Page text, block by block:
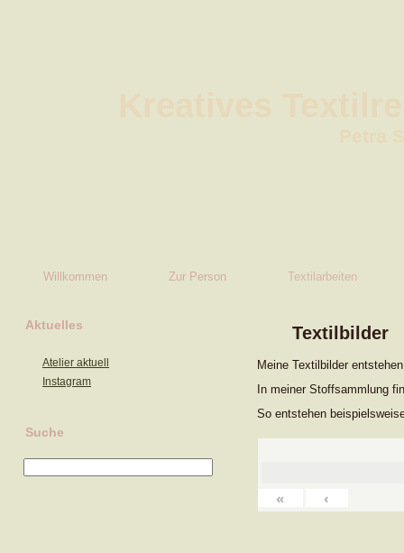
Willkommen Zur Person Textilarbeiten
Aktuelles
Atelier aktuell
Instagram
Suche
Textilbilder
Meine Textilbilder
In meiner Stoffsammlung
So entstehen
« ‹